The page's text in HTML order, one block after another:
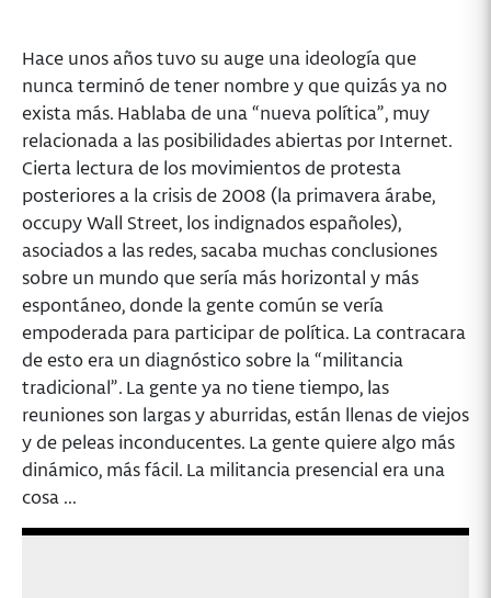
Hace unos años tuvo su auge una ideología que
nunca terminó de tener nombre y que quizás ya no
exista más. Hablaba de una “nueva política”, muy
relacionada a las posibilidades abiertas por Internet.
Cierta lectura de los movimientos de protesta
posteriores a la crisis de 2008 (la primavera árabe,
occupy Wall Street, los indignados españoles),
asociados a las redes, sacaba muchas conclusiones
sobre un mundo que sería más horizontal y más
espontáneo, donde la gente común se vería
empoderada para participar de política. La contracara
de esto era un diagnóstico sobre la “militancia
tradicional”. La gente ya no tiene tiempo, las
reuniones son largas y aburridas, están llenas de viejos
y de peleas inconducentes. La gente quiere algo más
dinámico, más fácil. La militancia presencial era una
cosa ...